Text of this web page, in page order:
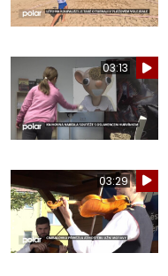
03:13
03:29